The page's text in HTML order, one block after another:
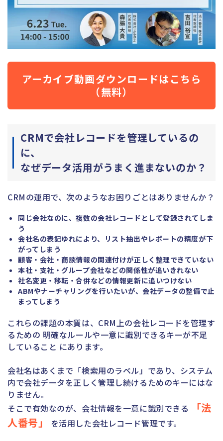
アーカイブ動画ダウンロードはこちら
（無料）
CRMで会社レコードを管理しているの
に、
なぜデータ活用がうまく進まないのか？
CRMの運用で、次のようなお困りごとはありませんか？
同じ会社なのに、複数の会社レコードとして登録されてしま
う
会社名の表記ゆれにより、リスト抽出やレポートの精度が下
がってしまう
顧客・会社・商談情報の関連付けが正しく整理できていない
本社・支社・グループ会社などの関係性が追いきれない
社名変更・移転・合併などの情報更新に追いつけない
ABMやナーチャリングを行いたいが、会社データの整備で止
まってしまう
これらの課題の本質は、CRM上の会社レコードを管理す
るための 明確なルールや一意に識別できるキーが不足
していること にあります。
会社名はあくまで「検索用のラベル」であり、システム
内で会社データを正しく管理し続けるためのキーにはな
りません。
そこで有効なのが、会社情報を一意に識別できる
「法
人番号」
を活用した会社レコード管理です。